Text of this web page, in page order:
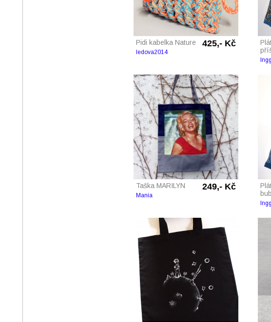
Pidi kabelka Nature 425,- Kč
ledova2014
Taška MARILYN 249,- Kč
Mania